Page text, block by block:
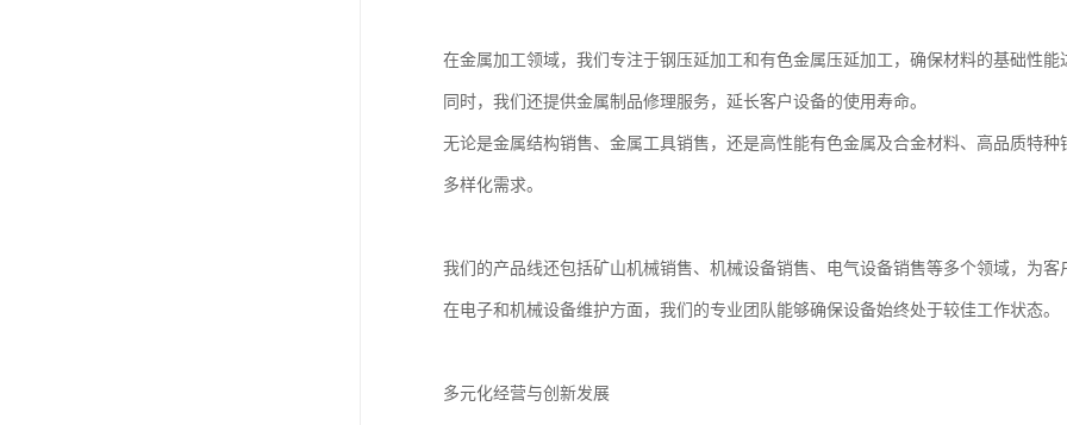
在金属加工领域，我们专注于钢压延加工和有色金属压延加工，确保材料的基础性能
同时，我们还提供金属制品修理服务，延长客户设备的使用寿命。
无论是金属结构销售、金属工具销售，还是高性能有色金属及合金材料、高品质特
多样化需求。
我们的产品线还包括矿山机械销售、机械设备销售、电气设备销售等多个领域，为
在电子和机械设备维护方面，我们的专业团队能够确保设备始终处于较佳工作状态。
多元化经营与创新发展